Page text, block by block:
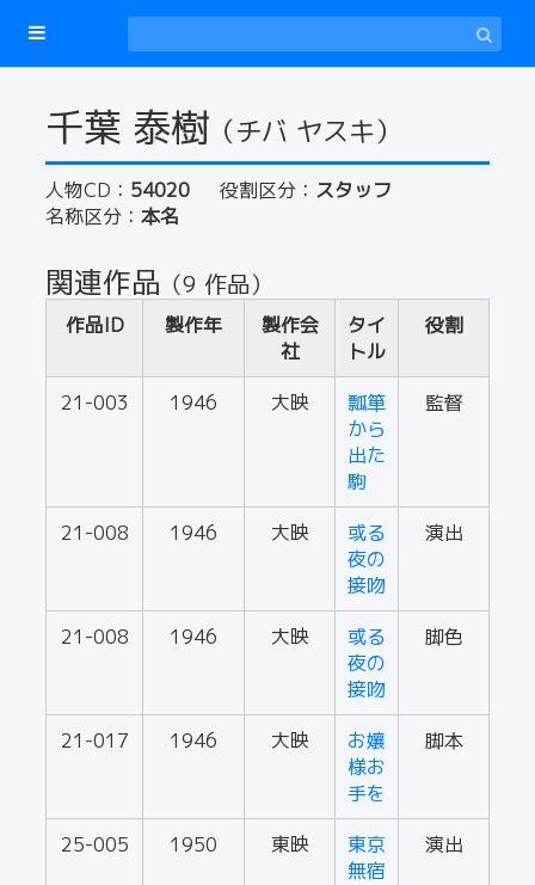
千葉 泰樹 （チバ ヤスキ）
人物CD： 54020 役割区分： スタッフ
名称区分： 本名
関連作品 （9 作品）
作品ID 製作年
製作会
社
タイ
トル
役割
21-003 1946 大映
瓢箪
から
出た
駒
監督
21-008 1946 大映
或る
夜の
接吻
演出
21-008 1946 大映
或る
夜の
接吻
脚色
21-017 1946 大映
お孃
様お
手を
脚本
25-005 1950 東映
東京
無宿
演出